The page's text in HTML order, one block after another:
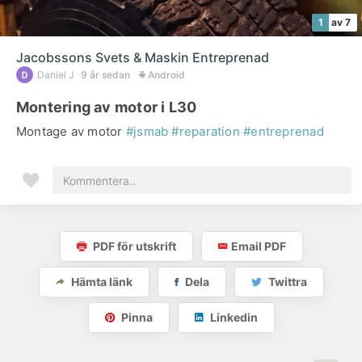
1 av 7
Jacobssons Svets & Maskin Entreprenad
Daniel J 9 år sedan Android
Montering av motor i L30
Montage av motor #jsmab #reparation #entreprenad
PDF för utskrift Email PDF
Hämta länk Dela Twittra
Pinna Linkedin